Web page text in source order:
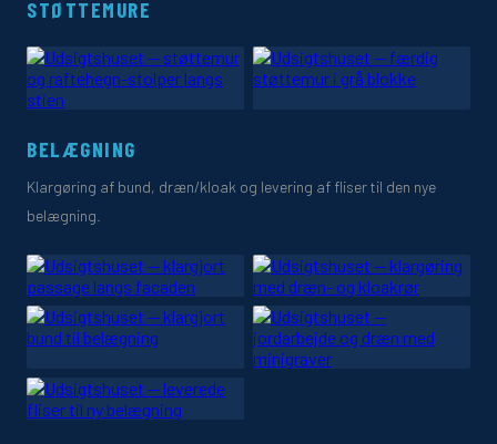
STØTTEMURE
BELÆGNING
Klargøring af bund, dræn/kloak og levering af fliser til den nye
belægning.